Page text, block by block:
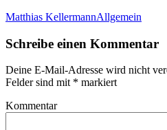
Matthias KellermannAllgemein
Schreibe einen Kommentar
Deine E-Mail-Adresse wird nicht
Felder sind mit * markiert
Kommentar